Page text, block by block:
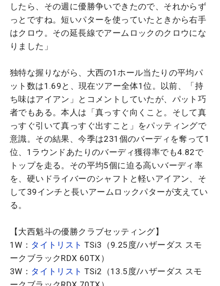
したら、その週に優勝争いできたので、それからず
っとですね。短いパターを使っていたときから右手
はクロウ。その延長線でアームロックのクロウにな
りました」
独特な握りながら、大西の1ホール当たりの平均パ
ット数は1.69と、現在ツアー全体1位。以前、「持
ち味はアイアン」とコメントしていたが、パット巧
者でもある。本人は「真っすぐ向くこと。そして真
っすぐ引いて真っすぐ出すこと」をパッティングで
意識。その結果、今季は231個のバーディを奪って1
位、1ラウンドあたりのバーディ獲得率でも4.82で
トップを走る。その平均5個に迫る高いバーディ率
を、硬いドライバーのシャフトと軽いアイアン、そ
して39インチと長いアームロックパターが支えてい
る。
【大西魁斗の優勝クラブセッティング】
1W： タイトリスト TSi3（9.25度/ハザーダス スモ
ークブラックRDX 60TX）
3W： タイトリスト TSi2（13.5度/ハザーダス スモ